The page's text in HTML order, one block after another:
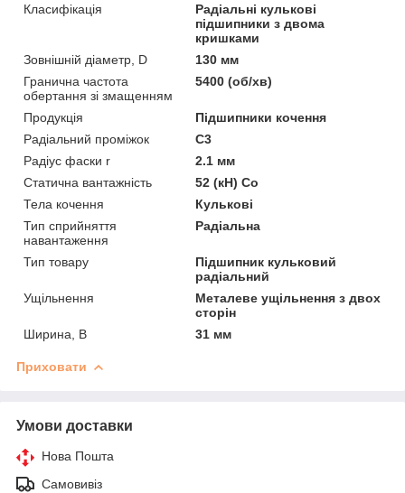
Класифікація
Радіальні кулькові
підшипники з двома
кришками
Зовнішній діаметр, D
130 мм
Гранична частота
обертання зі змащенням
5400 (об/хв)
Продукція
Підшипники кочення
Радіальний проміжок
C3
Радіус фаски r
2.1 мм
Статична вантажність
52 (кН) Co
Тела кочення
Кулькові
Тип сприйняття
навантаження
Радіальна
Тип товару
Підшипник кульковий
радіальний
Ущільнення
Металеве ущільнення з двох
сторін
Ширина, B
31 мм
Приховати
Умови доставки
Нова Пошта
Самовивіз